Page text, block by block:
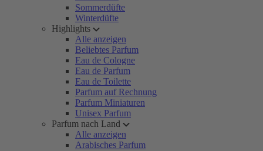
Sommerdüfte
Winterdüfte
Highlights
Alle anzeigen
Beliebtes Parfum
Eau de Cologne
Eau de Parfum
Eau de Toilette
Parfum auf Rechnung
Parfum Miniaturen
Unisex Parfum
Parfum nach Land
Alle anzeigen
Arabisches Parfum